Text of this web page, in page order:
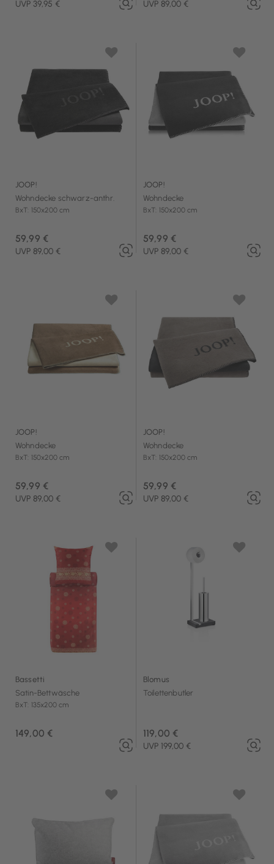
UVP 39,95 € UVP 89,00 €
JOOP!
Wohndecke schwarz-anthr.
BxT: 150x200 cm
59,99 €
UVP 89,00 €
JOOP!
Wohndecke
BxT: 150x200 cm
59,99 €
UVP 89,00 €
JOOP!
Wohndecke
BxT: 150x200 cm
59,99 €
UVP 89,00 €
JOOP!
Wohndecke
BxT: 150x200 cm
59,99 €
UVP 89,00 €
Bassetti
Satin-Bettwäsche
BxT: 135x200 cm
149,00 €
Blomus
Toilettenbutler
119,00 €
UVP 199,00 €